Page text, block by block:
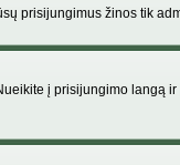
prisijungimus žinos tik
į prisijungimo langą